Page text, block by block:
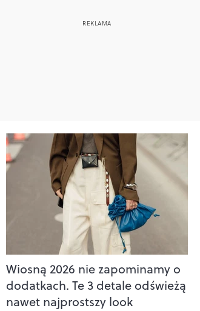
Wiosną 2026 nie zapominamy o
dodatkach. Te 3 detale odświeżą
nawet najprostszy look